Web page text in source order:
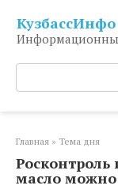
контенту
КузбассИнфо
Поиск:
Главная » Тема дня
Росконтроль
масло можно